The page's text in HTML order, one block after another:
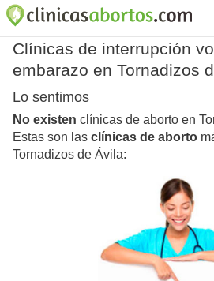
Clínicas de interrupción
embarazo en Tornadizos
Lo sentimos
No existen clínicas de aborto en
Estas son las clínicas de aborto
Tornadizos de Ávila: